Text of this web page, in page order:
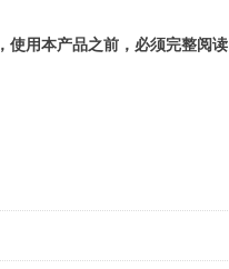
，使用本产品之前，必须完整阅读